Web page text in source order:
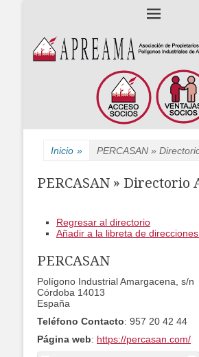
Asociación de Propietarios y Empresarios
Amargacena y La
Inicio » PERCASAN »
PERCASAN » Directorio
Regresar al directorio
Añadir a la libreta de
PERCASAN
Polígono Industrial Amargacena, s/n
Córdoba 14013
España
Teléfono Contacto: 957 20 42 44
Página web: https://percasan.com/